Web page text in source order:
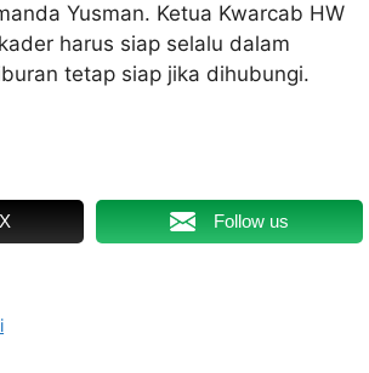
Yusman. Ketua Kwarcab HW
harus siap selalu dalam
tetap siap jika dihubungi.
Follow us